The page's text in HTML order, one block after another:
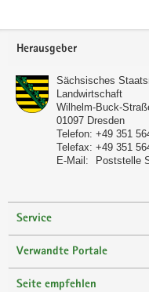
Footer-
Herausgeber
Sächsisches
Landwirtschaft
Wilhelm-Buck-
01097 Dresden
Telefon: +49 351
Telefax: +49 351
E-Mail:
Poststelle
Service
Verwandte Portale
Seite empfehlen